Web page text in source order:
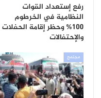
رفع إستعداد القوات
النظامية في الخرطوم
100% وحظر إقامة الحفلات
والإحتفالات
مجتمع